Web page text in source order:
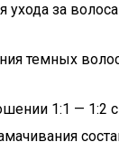
ухода за
темных
1:1 — 1:2 с